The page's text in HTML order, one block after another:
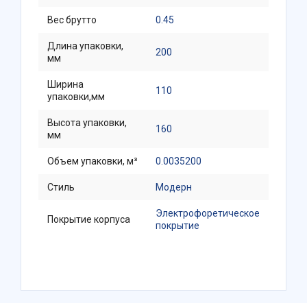
Вес брутто 0.45
Длина упаковки,
мм
200
Ширина
упаковки,мм
110
Высота упаковки,
мм
160
Объем упаковки, м³ 0.0035200
Стиль Модерн
Покрытие корпуса
Электрофоретическое
покрытие